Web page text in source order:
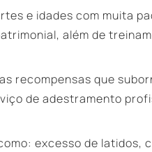
e idades com muita
além de
recompensas que
de adestramento
excesso de latidos,